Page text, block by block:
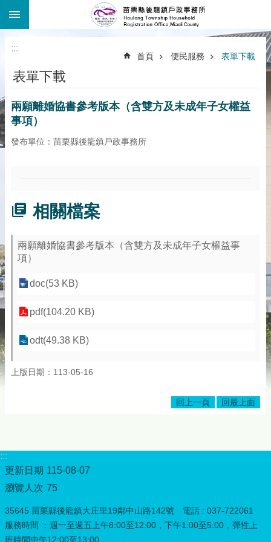
跳到主要內容區塊
:::
首頁 便民服務 表單下載
表單下載
兩願離婚協書參考版本（含雙方及未成年子女權益
事項）
發布單位：苗栗縣後龍鎮戶政事務所
相關檔案
兩願離婚協書參考版本（含雙方及未成年子女權益事
項）
doc(53 KB)
pdf(104.20 KB)
odt(49.38 KB)
上版日期：113-05-16
回上一頁 回最上面
:::
更新日期 115-08-07
瀏覽人次 75
35645 苗栗縣後龍鎮大庄里19鄰中山路142號 電話 : 037-722061
服務時間 ：週一至週五上午8:00至12:00，下午1:00至5:00，彈性上
班時間中午12:00至13:00，